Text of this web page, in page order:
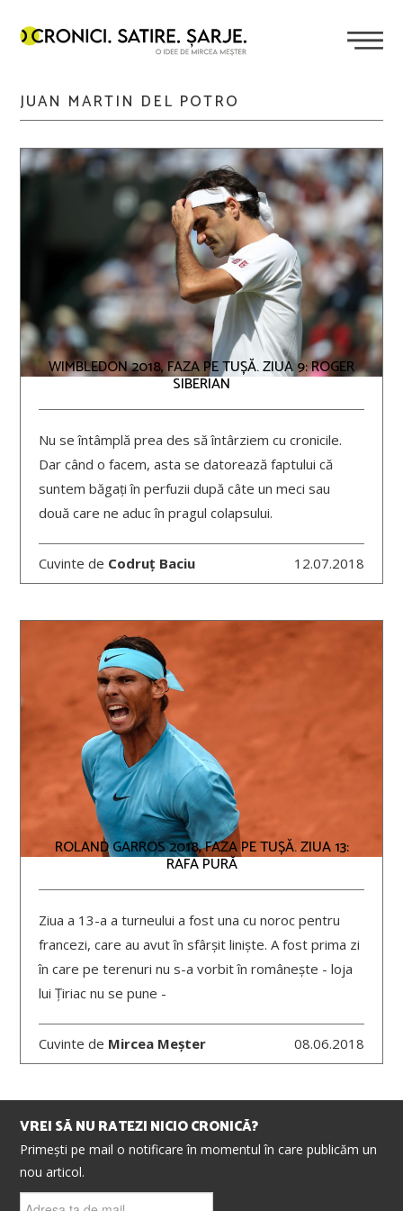
JUAN MARTIN DEL POTRO
WIMBLEDON 2018, FAZA PE TUȘĂ. ZIUA 9: ROGER
SIBERIAN
Nu se întâmplă prea des să întârziem cu cronicile.
Dar când o facem, asta se datorează faptului că
suntem băgați în perfuzii după câte un meci sau
două care ne aduc în pragul colapsului.
Cuvinte de Codruț Baciu 12.07.2018
ROLAND GARROS 2018, FAZA PE TUȘĂ. ZIUA 13:
RAFA PURĂ
Ziua a 13-a a turneului a fost una cu noroc pentru
francezi, care au avut în sfârșit liniște. A fost prima zi
în care pe terenuri nu s-a vorbit în românește - loja
lui Țiriac nu se pune -
Cuvinte de Mircea Meșter 08.06.2018
VREI SĂ NU RATEZI NICIO CRONICĂ?
Primești pe mail o notificare în momentul în care publicăm un
nou articol.